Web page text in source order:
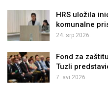
HRS uložila
komunalne
24. srp 2026.
Fond za
Tuzli
7. svi 2026.